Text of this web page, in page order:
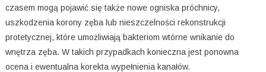
czasem mogą pojawić się także nowe ogniska próchnicy,
uszkodzenia korony zęba lub nieszczelności rekonstrukcji
protetycznej, które umożliwiają bakteriom wtórne wnikanie do
wnętrza zęba. W takich przypadkach konieczna jest ponowna
ocena i ewentualna korekta wypełnienia kanałów.